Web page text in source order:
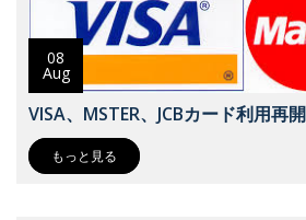
08
Aug
VISA、MSTER、JCBカード利用再
もっと見る